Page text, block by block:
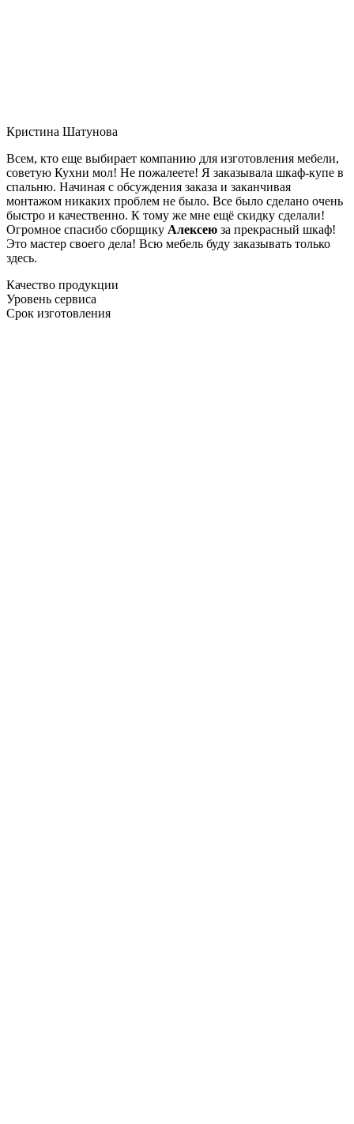
Кристина Шатунова
Всем, кто еще выбирает компанию для изготовления мебели,
советую Кухни мол! Не пожалеете! Я заказывала шкаф-купе в
спальню. Начиная с обсуждения заказа и заканчивая
монтажом никаких проблем не было. Все было сделано очень
быстро и качественно. К тому же мне ещё скидку сделали!
Огромное спасибо сборщику Алексею за прекрасный шкаф!
Это мастер своего дела! Всю мебель буду заказывать только
здесь.
Качество продукции
Уровень сервиса
Срок изготовления